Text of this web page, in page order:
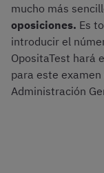
mucho más
oposiciones. Es
introducir el
OpositaTest hará
para este
Administración